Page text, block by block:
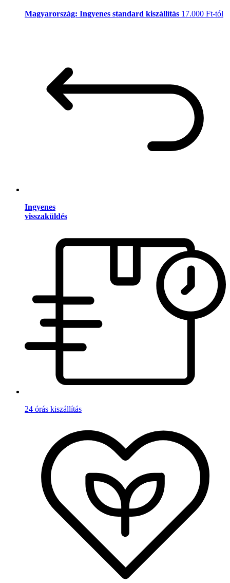
Magyarország: Ingyenes standard kiszállítás 17.000 Ft-tól
Ingyenes
visszaküldés
24 órás kiszállítás